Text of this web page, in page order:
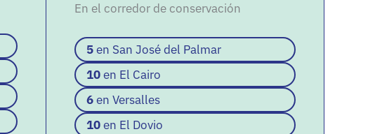
En el corredor de conservación
5en San José del Palmar
10en El Cairo
6en Versalles
10en El Dovio